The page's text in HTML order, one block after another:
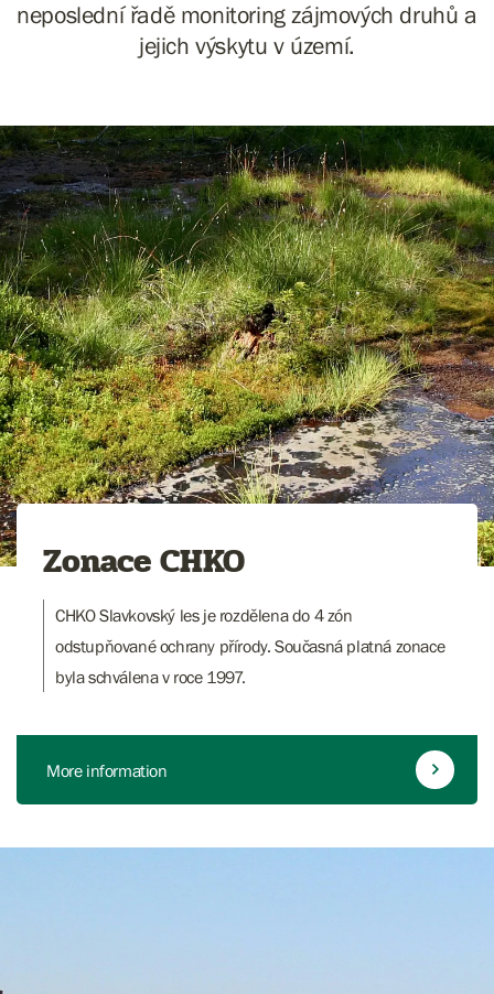
neposlední řadě monitoring zájmových druhů a
jejich výskytu v území.
Zonace CHKO
CHKO Slavkovský les je rozdělena do 4 zón
odstupňované ochrany přírody. Současná platná zonace
byla schválena v roce 1997.
More information